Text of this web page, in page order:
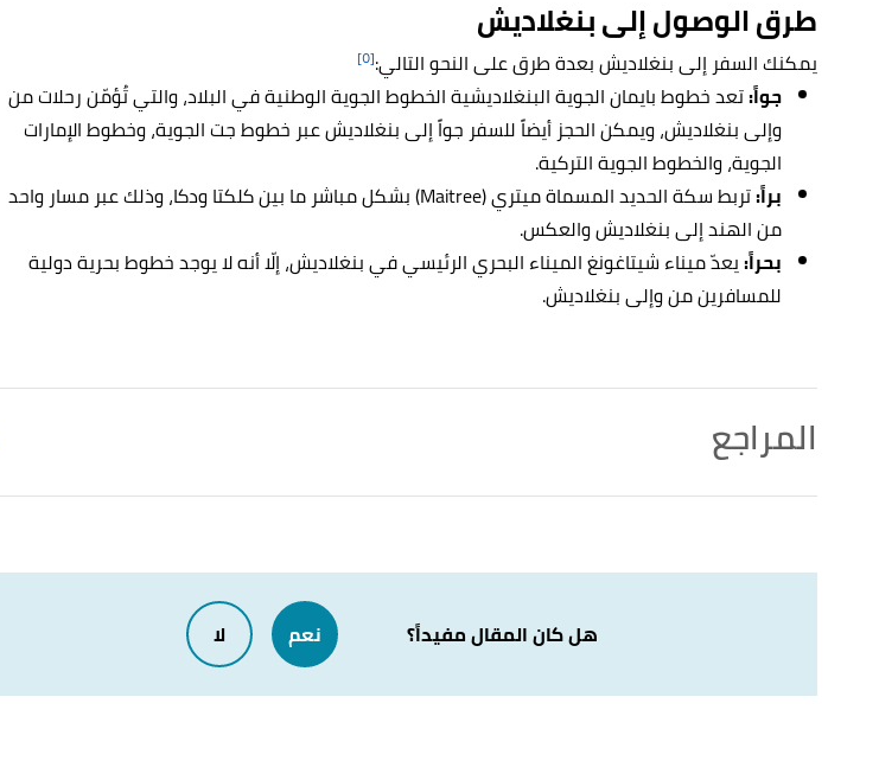
طرق الوصول إلى بنغلاديش
يمكنك السفر إلى بنغلاديش بعدة طرق على النحو التالي:[٥]
جواً:تعد خطوط بايمان الجوية البنغلاديشية الخطوط الجوية الوطنية في البلاد، والتي تُؤمّن رحلات من
وإلى بنغلاديش، ويمكن الحجز أيضاً للسفر جواً إلى بنغلاديش عبر خطوط جت الجوية، وخطوط الإمارات
الجوية، والخطوط الجوية التركية.
براً:
تربط سكة الحديد المسماة ميتري (Maitree) بشكل مباشر ما بين كلكتا ودكا، وذلك عبر مسار واحد
من الهند إلى بنغلاديش والعكس.
بحراً:يعدّ ميناء شيتاغونغ الميناء البحري الرئيسي في بنغلاديش، إلّا أنه لا يوجد خطوط بحرية دولية
للمسافرين من وإلى بنغلاديش.
المراجع
^
Islamic University, Kushtia, Bangladesh. (28/10/2018)," Geological Importance of
Bangladesh in Geopolitics "
climatestotravel, Retrieved 21/1/2021. Edited.
↑
Bangladesh is a small,region drained by flashy rivers. "Topography",banglapedia, Retrieved
هل كان المقال مفيداً؟ نعم لا